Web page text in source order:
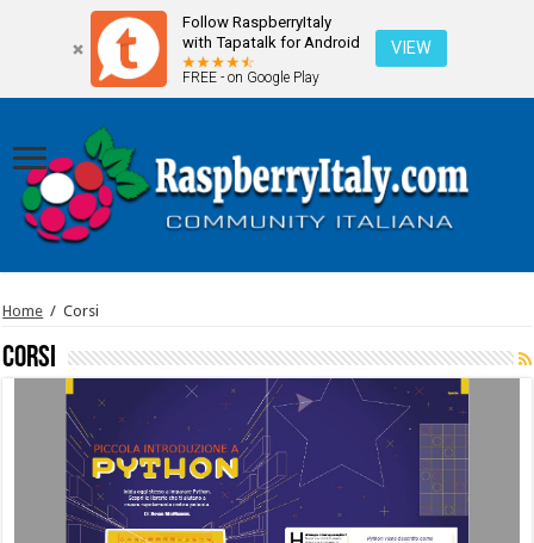
Follow RaspberryItaly
with Tapatalk for Android
FREE - on Google Play
VIEW
Home / Corsi
Corsi